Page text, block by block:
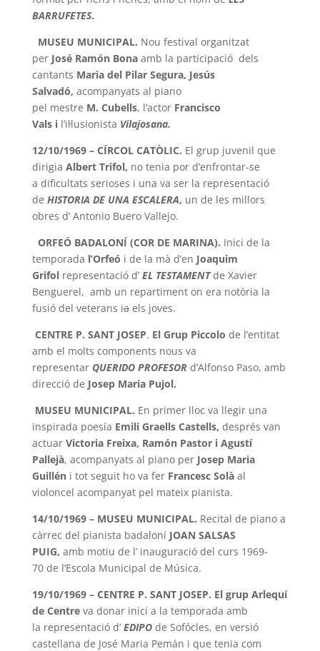
BARRUFETES.
MUSEU MUNICIPAL. Nou festival organitzat
perJosé Ramón Bona amb la participació dels
cantants Maria del Pilar Segura, Jesús
Salvadó, acompanyats al piano
pel mestre M. Cubells, l’actor Francisco
Vals i l’il·lusionista Vilajosana.
12/10/1969 – CÍRCOL CATÒLIC. El grup juvenil que
dirigia Albert Trifol, no tenia por d’enfrontar-se
a dificultats serioses i una va ser la representació
de HISTORIA DE UNA ESCALERA, un de les millors
obres d’ Antonio Buero Vallejo.
ORFEÓ BADALONÍ (COR DE MARINA). Inici de la
temporada l’Orfeó i de la mà d’en Joaquim
Grifol representació d’ EL TESTAMENT de Xavier
Benguerel, amb un repartiment on era notòria la
fusió del veterans iaels joves.
CENTRE P. SANT JOSEP. El Grup Piccolo de l’entitat
amb el molts components nous va
representar QUERIDO PROFESOR d’Alfonso Paso, amb
direcció de Josep Maria Pujol.
MUSEU MUNICIPAL. En primer lloc va llegir una
inspirada poesía Emili Graells Castells, després van
actuar Victoria Freixa, Ramón Pastor i Agustí
Pallejà, acompanyats al piano per Josep Maria
Guillén i tot seguit ho va ferFrancesc Solà al
violoncel acompanyat pel mateix pianista.
14/10/1969– MUSEU MUNICIPAL. Recital de piano a
càrrec del pianista badaloníJOAN SALSAS
PUIG, amb motiu de l’ inauguraciódel curs 1969-
70de l’Escola Municipal de Música.
19/10/1969 – CENTRE P. SANT JOSEP. El grup Arlequí
de Centre va donar inici a la temporada amb
la representació d’ EDIPO de Sofócles, en versió
castellana de José Maria Pemán i que tenia com